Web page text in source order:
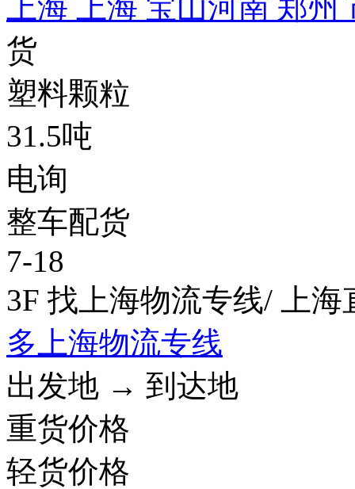
上海 上海 宝山河南 郑州
货
塑料颗粒
31.5吨
电询
整车配货
7-18
3F 找上海物流专线/ 上海
多上海物流专线
出发地 → 到达地
重货价格
轻货价格